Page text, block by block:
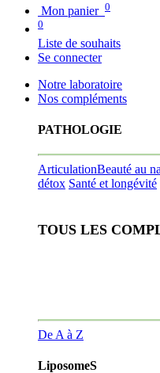
Mon panier 0
0
Liste de souhaits
Se connecter
Notre laboratoire
Nos compléments
PATHOLOGIE
ArticulationBeauté au
détox Santé et longévité
TOUS LES
De A à Z
LiposomeS